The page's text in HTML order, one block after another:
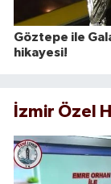
Göztepe ile
hikayesi!
İzmir Özel